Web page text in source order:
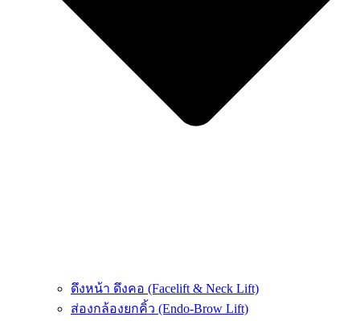
ดึงหน้า ดึงคอ (Facelift & Neck Lift)
ส่องกล้องยกคิ้ว (Endo-Brow Lift)